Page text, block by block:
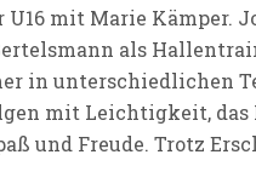
mit Marie Kämper.
als
in unterschiedlichen
mit Leichtigkeit,
und Freude. Trotz